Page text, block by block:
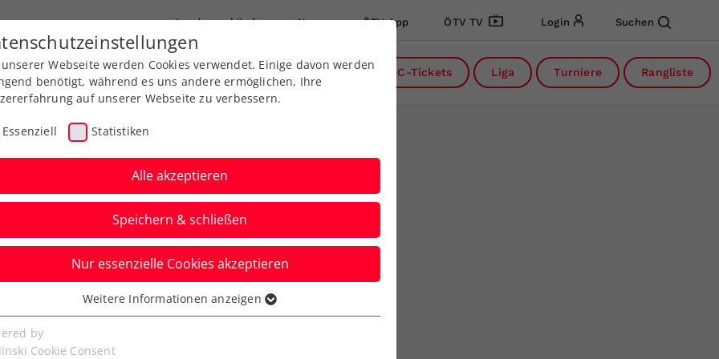
Landesverbände News ÖTV App ÖTV TV Login Suchen
Ausbildung Services Über uns DC-Tickets Liga Turniere Rangliste
als
Hoffnung
Webseite werden Cookies verwendet. Einige davon werden
benötigt, während es uns andere ermöglichen, Ihre
auf unserer Webseite zu verbessern.
Essenziell Statistiken
Alle akzeptieren
Speichern & schließen
Nur essenzielle Cookies akzeptieren
Cookies werden für grundlegende Funktionen der
benötigt. Dadurch ist gewährleistet, dass die Webseite
Weitere Informationen anzeigen
by
Cookie Consent